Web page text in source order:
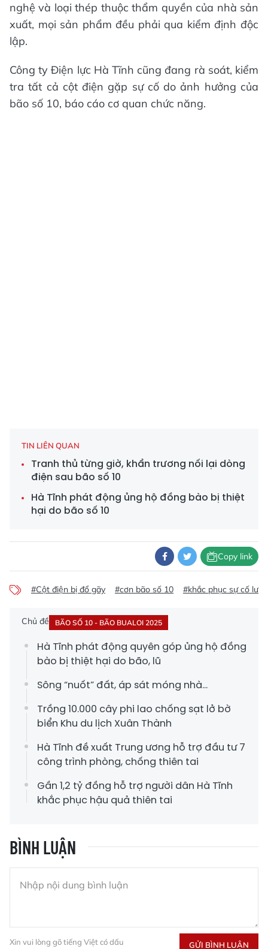
nghệ và loại thép thuộc thẩm quyền của nhà sản
xuất, mọi sản phẩm đều phải qua kiểm định độc
lập.
Công ty Điện lực Hà Tĩnh cũng đang rà soát, kiểm
tra tất cả cột điện gặp sự cố do ảnh hưởng của
bão số 10, báo cáo cơ quan chức năng.
TIN LIÊN QUAN
Tranh thủ từng giờ, khẩn trương nối lại dòng
điện sau bão số 10
Hà Tĩnh phát động ủng hộ đồng bào bị thiệt
hại do bão số 10
Copy link
#Cột điện bị đổ gãy #cơn bão số 10 #khắc phục sự cố lưới
Chủ đề BÃO SỐ 10 - BÃO BUALOI 2025
Hà Tĩnh phát động quyên góp ủng hộ đồng
bào bị thiệt hại do bão, lũ
Sông “nuốt” đất, áp sát móng nhà...
Trồng 10.000 cây phi lao chống sạt lở bờ
biển Khu du lịch Xuân Thành
Hà Tĩnh đề xuất Trung ương hỗ trợ đầu tư 7
công trình phòng, chống thiên tai
Gần 1,2 tỷ đồng hỗ trợ người dân Hà Tĩnh
khắc phục hậu quả thiên tai
BÌNH LUẬN
Xin vui lòng gõ tiếng Việt có dấu GỬI BÌNH LUẬN